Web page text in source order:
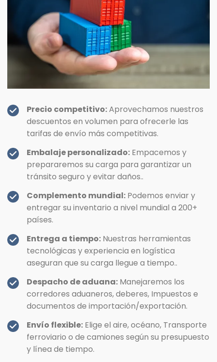
Precio competitivo:Aprovechamos nuestros
descuentos en volumen para ofrecerle las
tarifas de envío más competitivas.
Embalaje personalizado: Empacemos y
prepararemos su carga para garantizar un
tránsito seguro y evitar daños..
Complemento mundial: Podemos enviar y
entregar su inventario a nivel mundial a 200+
países.
Entrega a tiempo: Nuestras herramientas
tecnológicas y experiencia en logística
aseguran que su carga llegue a tiempo..
Despacho de aduana: Manejaremos los
corredores aduaneros, deberes, Impuestos e
documentos de importación/exportación.
Envío flexible: Elige el aire, océano, Transporte
ferroviario o de camiones según su presupuesto
y línea de tiempo.